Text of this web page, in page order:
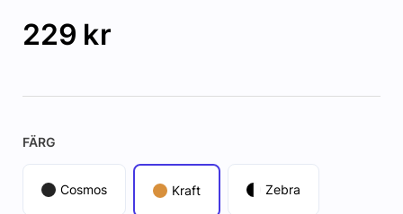
229 kr
FÄRG
Cosmos Kraft Zebra